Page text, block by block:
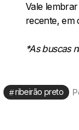
Vale
recente, em
*As buscas
ribeirão preto